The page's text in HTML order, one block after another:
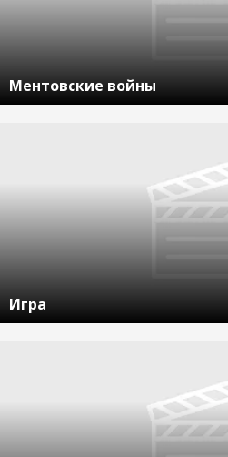
Ментовские войны
Игра